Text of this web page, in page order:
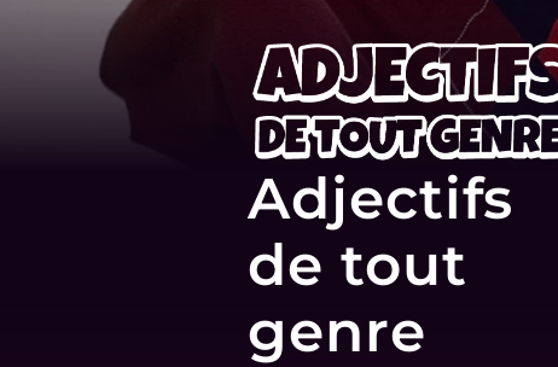
Adjectifs
de tout
genre